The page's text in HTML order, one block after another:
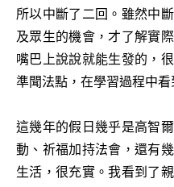
所以中斷了二回。雖然中
及眾生的機會，才了解實
嘴巴上說說就能生發的，
準聞法點，在學習過程中看
這幾年的假日幾乎是高智
動、祈福加持法會，還有
生活，很充實。我看到了